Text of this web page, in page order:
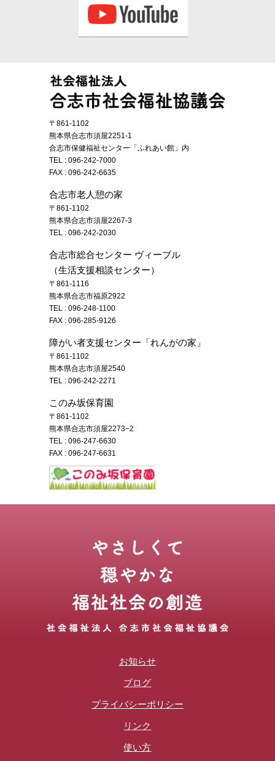
〒861-1102
熊本県合志市須屋2251-1
合志市保健福祉センター「ふれあい館」内
TEL : 096-242-7000
FAX : 096-242-6635
合志市老人憩の家
〒861-1102
熊本県合志市須屋2267-3
TEL : 096-242-2030
合志市総合センター ヴィーブル
（生活支援相談センター）
〒861-1116
熊本県合志市福原2922
TEL : 096-248-1100
FAX : 096-285-9126
障がい者支援センター「れんがの家」
〒861-1102
熊本県合志市須屋2540
TEL : 096-242-2271
このみ坂保育園
〒861-1102
熊本県合志市須屋2273−2
TEL : 096-247-6630
FAX : 096-247-6631
お知らせ
ブログ
プライバシーポリシー
リンク
使い方